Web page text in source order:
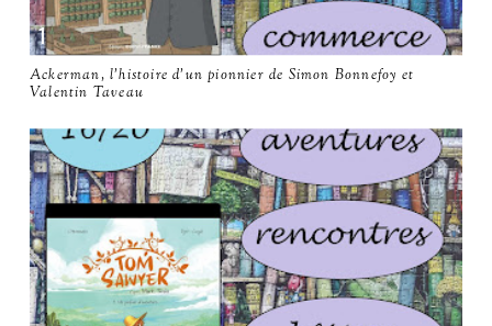
Ackerman, l'histoire d'un pionnier de Simon Bonnefoy et
Valentin Taveau